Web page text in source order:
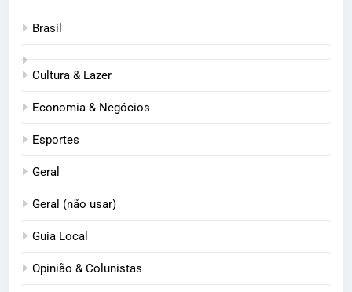
Brasil
Cultura & Lazer
Economia & Negócios
Esportes
Geral
Geral (não usar)
Guia Local
Opinião & Colunistas